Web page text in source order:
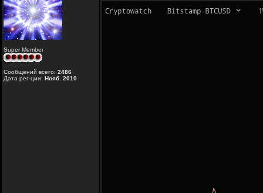
Super Member
Сообщений всего: 2486
Дата рег-ции: Нояб. 2010